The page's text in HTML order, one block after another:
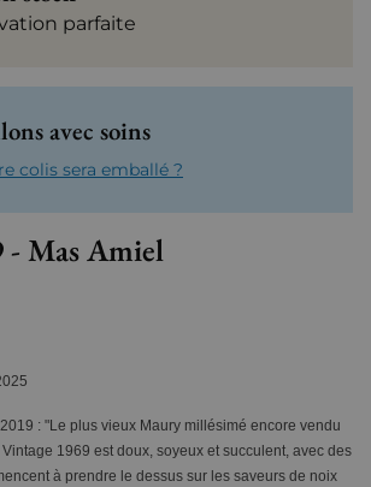
parfaite
avec soins
colis sera emballé ?
Mas Amiel
: "Le plus vieux Maury millésimé encore vendu
1969 est doux, soyeux et succulent, avec des
à prendre le dessus sur les saveurs de noix